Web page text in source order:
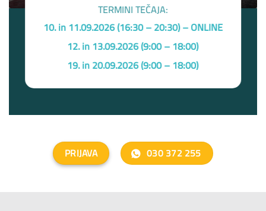
TERMINI TEČAJA:
10. in 11.09.2026 (16:30 – 20:30) – ONLINE
12. in 13.09.2026 (9:00 – 18:00)
19. in 20.09.2026 (9:00 – 18:00)
PRIJAVA 030 372 255